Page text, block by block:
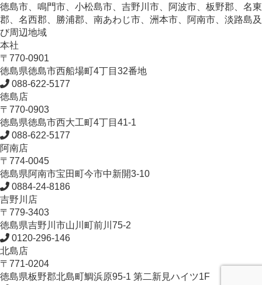
徳島市、鳴門市、小松島市、吉野川市、阿波市、板野郡、名東
郡、名西郡、勝浦郡、南あわじ市、洲本市、阿南市、淡路島及
び周辺地域
本社
〒770-0901
徳島県徳島市西船場町4丁目32番地
088-622-5177
徳島店
〒770-0903
徳島県徳島市西大工町4丁目41-1
088-622-5177
阿南店
〒774-0045
徳島県阿南市宝田町今市中新開3-10
0884-24-8186
吉野川店
〒779-3403
徳島県吉野川市山川町前川75-2
0120-296-146
北島店
〒771-0204
徳島県板野郡北島町鯛浜原95-1 第二新見ハイツ1F